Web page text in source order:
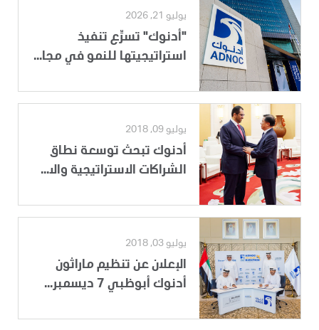
يوليو 21, 2026
"أدنوك" تسرِّع تنفيذ
استراتيجيتها للنمو في مجا...
يوليو 09, 2018
أدنوك تبحث توسعة نطاق
الشراكات الاستراتيجية والا...
يوليو 03, 2018
الإعلان عن تنظيم ماراثون
أدنوك أبوظبي 7 ديسمبر...